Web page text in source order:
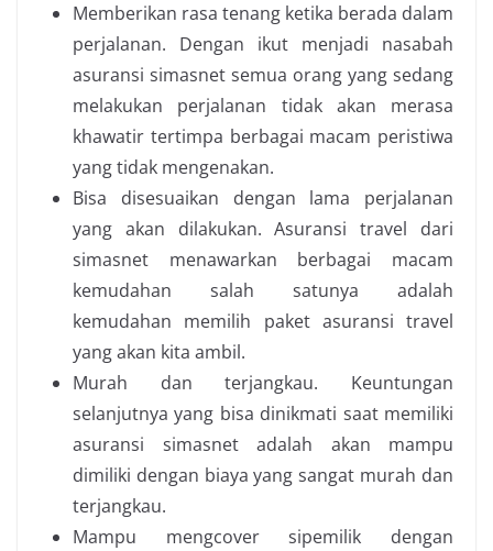
Memberikan rasa tenang ketika berada dalam
perjalanan. Dengan ikut menjadi nasabah
asuransi simasnet semua orang yang sedang
melakukan perjalanan tidak akan merasa
khawatir tertimpa berbagai macam peristiwa
yang tidak mengenakan.
Bisa disesuaikan dengan lama perjalanan
yang akan dilakukan. Asuransi travel dari
simasnet menawarkan berbagai macam
kemudahan salah satunya adalah
kemudahan memilih paket asuransi travel
yang akan kita ambil.
Murah dan terjangkau. Keuntungan
selanjutnya yang bisa dinikmati saat memiliki
asuransi simasnet adalah akan mampu
dimiliki dengan biaya yang sangat murah dan
terjangkau.
Mampu mengcover sipemilik dengan